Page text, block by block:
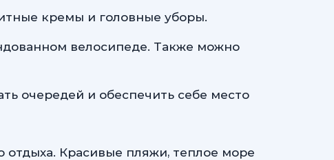
кремы и головные уборы.
велосипеде. Также можно
очередей и обеспечить себе место
отдыха. Красивые пляжи, теплое море